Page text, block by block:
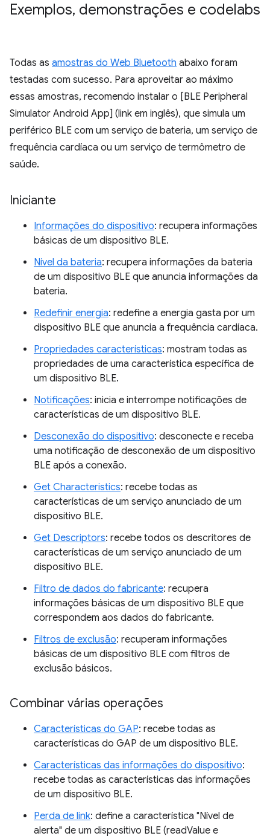
Exemplos, demonstrações e codelabs
Todas as amostras do Web Bluetooth abaixo foram
testadas com sucesso. Para aproveitar ao máximo
essas amostras, recomendo instalar o [BLE Peripheral
Simulator Android App] (link em inglês), que simula um
periférico BLE com um serviço de bateria, um serviço de
frequência cardíaca ou um serviço de termômetro de
saúde.
Iniciante
Informações do dispositivo: recupera informações
básicas de um dispositivo BLE.
Nível da bateria: recupera informações da bateria
de um dispositivo BLE que anuncia informações da
bateria.
Redefinir energia: redefine a energia gasta por um
dispositivo BLE que anuncia a frequência cardíaca.
Propriedades características: mostram todas as
propriedades de uma característica específica de
um dispositivo BLE.
Notificações: inicia e interrompe notificações de
características de um dispositivo BLE.
Desconexão do dispositivo: desconecte e receba
uma notificação de desconexão de um dispositivo
BLE após a conexão.
Get Characteristics: recebe todas as
características de um serviço anunciado de um
dispositivo BLE.
Get Descriptors: recebe todos os descritores de
características de um serviço anunciado de um
dispositivo BLE.
Filtro de dados do fabricante: recupera
informações básicas de um dispositivo BLE que
correspondem aos dados do fabricante.
Filtros de exclusão: recuperam informações
básicas de um dispositivo BLE com filtros de
exclusão básicos.
Combinar várias operações
Características do GAP: recebe todas as
características do GAP de um dispositivo BLE.
Características das informações do dispositivo:
recebe todas as características das informações
de um dispositivo BLE.
Perda de link: define a característica "Nível de
alerta" de um dispositivo BLE (readValue e